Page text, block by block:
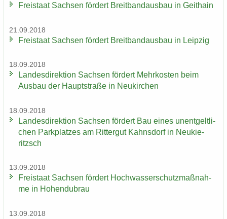
Frei­staat Sach­sen för­dert Breit­band­aus­bau in Geit­hain
21.09.2018
Frei­staat Sach­sen för­dert Breit­band­aus­bau in Leip­zig
18.09.2018
Lan­des­di­rek­ti­on Sach­sen för­dert Mehr­kos­ten beim
Aus­bau der Haupt­stra­ße in Neu­kir­chen
18.09.2018
Lan­des­di­rek­ti­on Sach­sen för­dert Bau eines un­ent­gelt­li­
chen Park­plat­zes am Rit­ter­gut Kahns­dorf in Neu­kie­
ritzsch
13.09.2018
Frei­staat Sach­sen för­dert Hoch­was­ser­schutz­maß­nah­
me in Ho­hen­du­brau
13.09.2018